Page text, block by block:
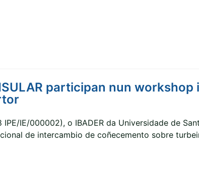
participan nun workshop
IE/000002), o IBADER da Universidade de
de intercambio de coñecemento sobre